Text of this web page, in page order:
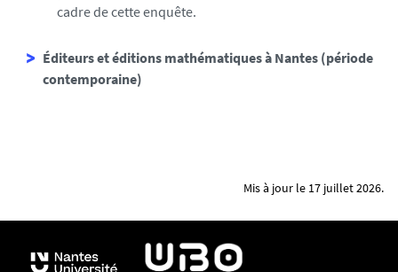
cadre de cette enquête.
Éditeurs et éditions mathématiques à Nantes (période
contemporaine)
Mis à jour le 17 juillet 2026.